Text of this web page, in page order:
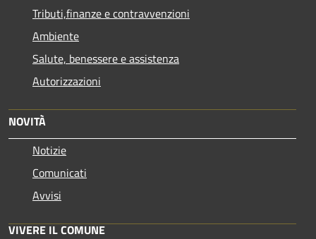
Tributi,finanze e contravvenzioni
Ambiente
Salute, benessere e assistenza
Autorizzazioni
NOVITÀ
Notizie
Comunicati
Avvisi
VIVERE IL COMUNE